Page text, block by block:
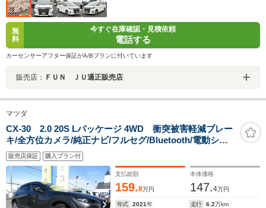
無
料
今すぐ在庫確認・見積依頼
電話する
カーセンサーアフター保証がA/Bプランに付いています
販売店： ＦＵＮ ＪＵ適正販売店
マツダ
CX-30 2.0 20S Lパッケージ 4WD 衝突被害軽減ブレー
キ/全方位カメラ/純正ナビ/フルセグ/Bluetooth/電動シー
ト/電動リアゲート/クルコン/DVD/パドルシフト/コーナー
センサー/MTモード/レーンアシスト/BSM装備/シートヒー
ター/LEDライト/純正アルミ
販売店保証 購入プラン付
支払総額
159.8万円
本体価格
147.4万円
年式 2021年 走行 6.2万km